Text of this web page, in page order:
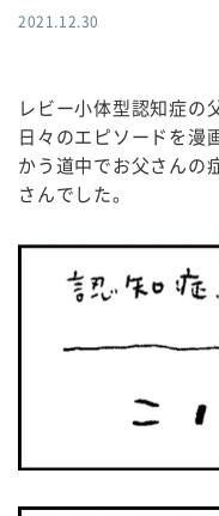
2021.12.30
レビー小体型認知症の
日々のエピソードを漫
かう道中でお父さんの
さんでした。